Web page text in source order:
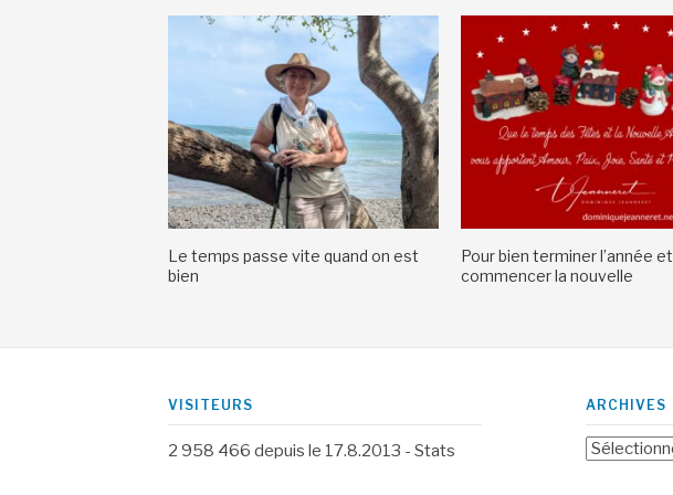
Le temps passe vite quand on est
bien
Pour bien terminer l’année et
commencer la nouvelle
VISITEURS
2 958 466 depuis le 17.8.2013 - Stats
ARCHIVES
Archives